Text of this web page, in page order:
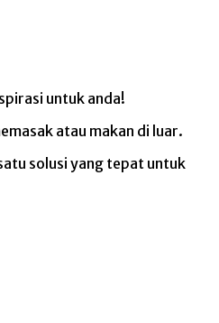
untuk anda!
atau makan di luar.
solusi yang tepat untuk